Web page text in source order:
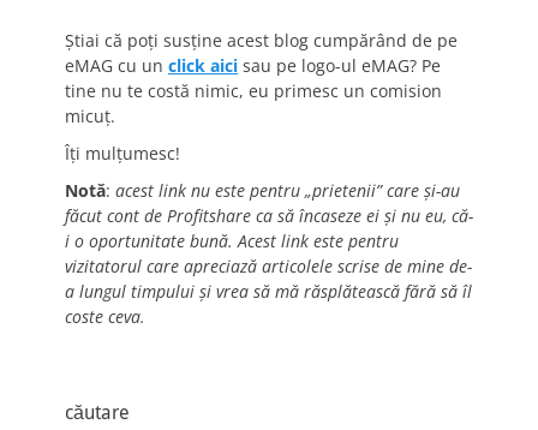
Știai că poți susține acest blog cumpărând de pe
eMAG cu un click aici sau pe logo-ul eMAG? Pe
tine nu te costă nimic, eu primesc un comision
micuț.
Îți mulțumesc!
Notă: acest link nu este pentru „prietenii” care și-au
făcut cont de Profitshare ca să încaseze ei și nu eu, că-
i o oportunitate bună. Acest link este pentru
vizitatorul care apreciază articolele scrise de mine de-
a lungul timpului și vrea să mă răsplătească fără să îl
coste ceva.
căutare